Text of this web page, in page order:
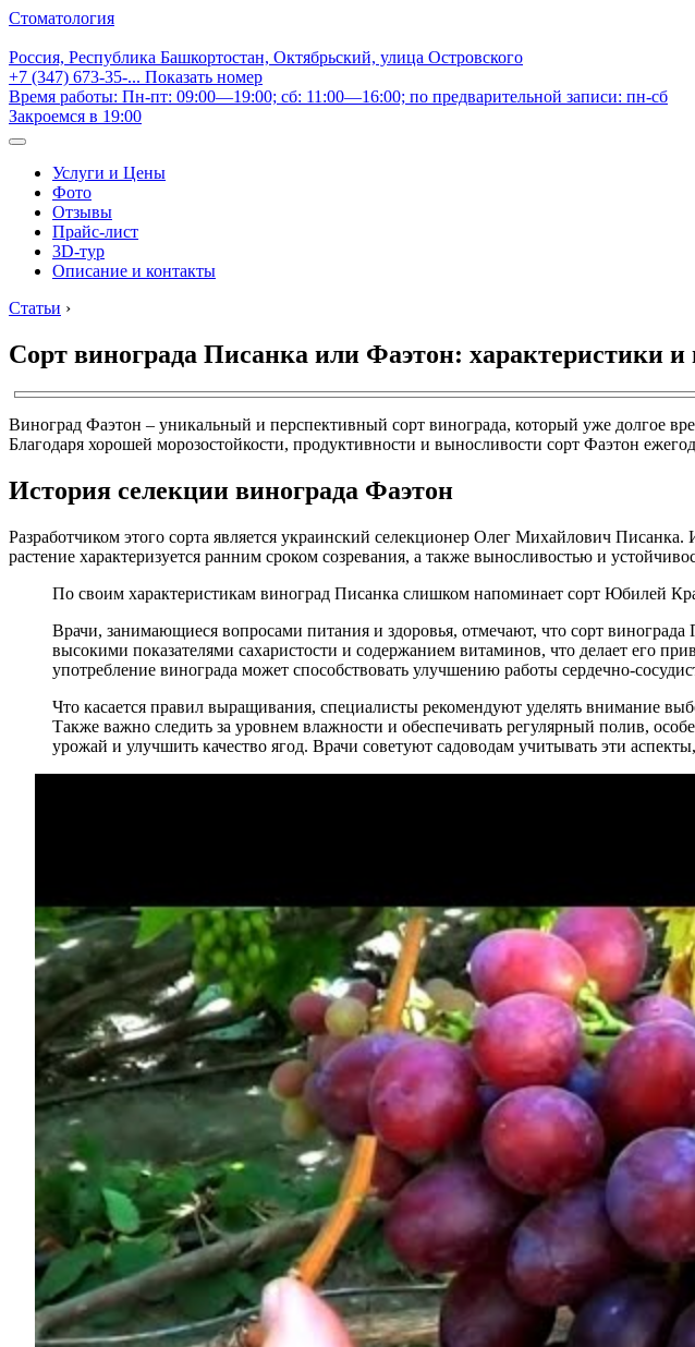
Стоматология
Россия, Республика Башкортостан, Октябрьский, улица Островского
+7 (347) 673-35-... Показать номер
Время работы: Пн-пт: 09:00—19:00; сб: 11:00—16:00; по предварительной записи: пн-сб
Закроемся в 19:00
Услуги и Цены
Фото
Отзывы
Прайс-лист
3D-тур
Описание и контакты
Статьи ›
Сорт винограда Писанка или Фаэтон: характеристики
Виноград Фаэтон – уникальный и перспективный сорт винограда, который уже долгое
Благодаря хорошей морозостойкости, продуктивности и выносливости сорт Фаэтон
История селекции винограда Фаэтон
Разработчиком этого сорта является украинский селекционер Олег Михайлович
растение характеризуется ранним сроком созревания, а также выносливостью и
По своим характеристикам виноград Писанка слишком напоминает сорт Юбилей
Врачи, занимающиеся вопросами питания и здоровья, отмечают, что сорт
высокими показателями сахаристости и содержанием витаминов, что делает его
употребление винограда может способствовать улучшению работы сердечно-
Что касается правил выращивания, специалисты рекомендуют уделять внимание
Также важно следить за уровнем влажности и обеспечивать регулярный полив,
урожай и улучшить качество ягод. Врачи советуют садоводам учитывать эти